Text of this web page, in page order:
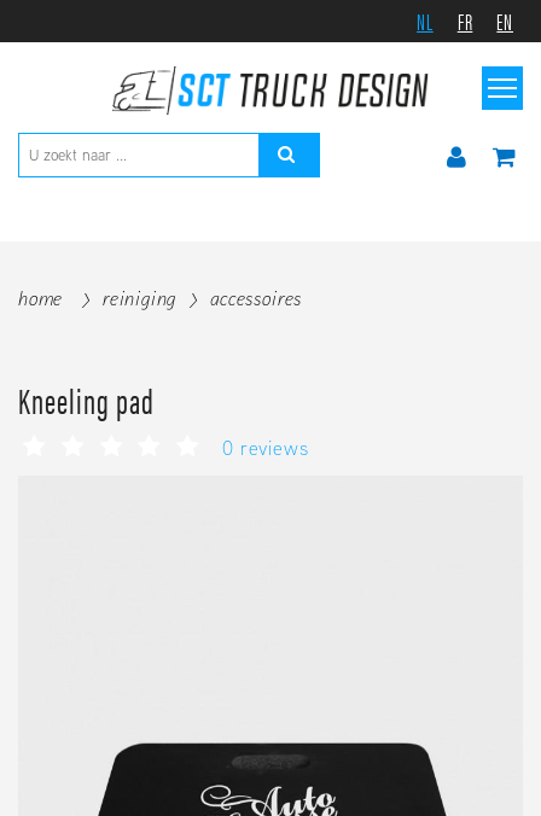
NL FR EN
home reiniging accessoires
Kneeling pad
0 reviews